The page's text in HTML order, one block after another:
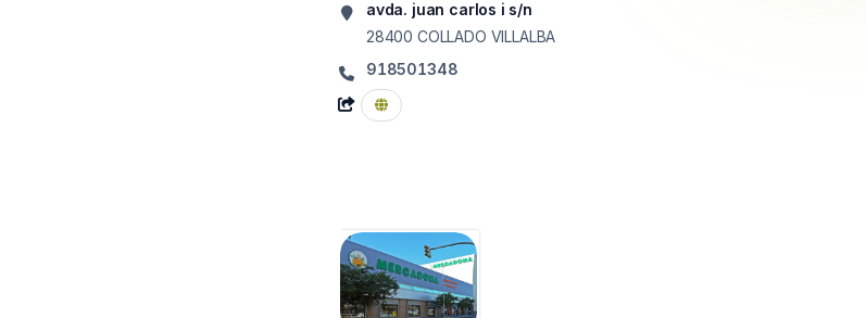
avda. juan carlos i s/n
28400 COLLADO VILLALBA
918501348